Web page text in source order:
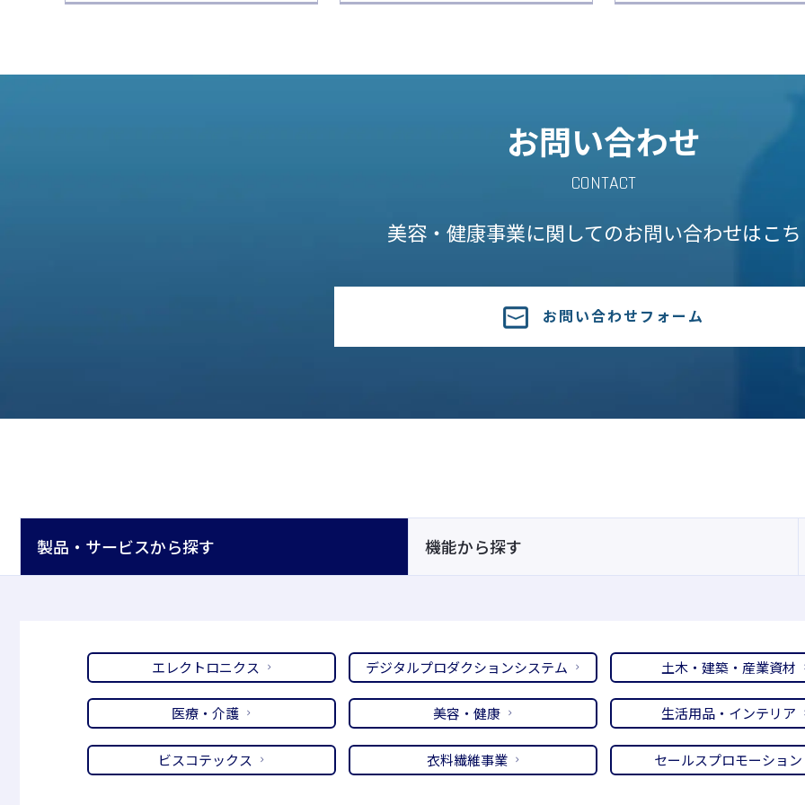
お問い合わせ
CONTACT
美容・健康事業に関してのお問い合わせはこ
お問い合わせフォーム
製品・サービスから探す 機能から探す
エレクトロニクス デジタルプロダクションシステム 土木・建築・産業資材
医療・介護 美容・健康 生活用品・インテリア
ビスコテックス 衣料繊維事業 セールスプロモーション